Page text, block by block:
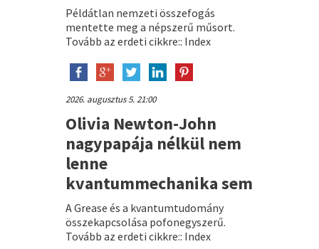
Példátlan nemzeti összefogás
mentette meg a népszerű műsort.
Tovább az erdeti cikkre:: Index
2026. augusztus 5. 21:00
Olivia Newton-John
nagypapája nélkül nem
lenne
kvantummechanika sem
A Grease és a kvantumtudomány
összekapcsolása pofonegyszerű.
Tovább az erdeti cikkre:: Index